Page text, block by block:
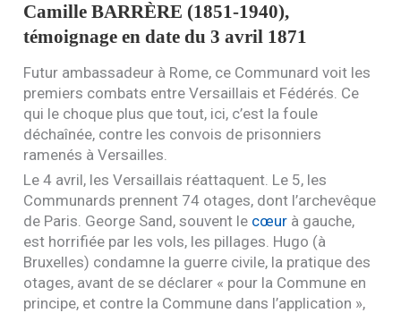
CamilleBARRÈRE (1851-1940),
témoignage en date du 3 avril 1871
Futur ambassadeur à Rome, ce Communard voit les
premiers combats entre Versaillais et Fédérés. Ce
qui le choque plus que tout, ici, c’est la foule
déchaînée, contre les convois de prisonniers
ramenés à Versailles.
Le 4 avril, les Versaillais réattaquent. Le 5, les
Communards prennent 74 otages, dont l’archevêque
de Paris. George Sand, souvent le cœur à gauche,
est horrifiée par les vols, les pillages. Hugo (à
Bruxelles) condamne la guerre civile, la pratique des
otages, avant de se déclarer « pour la Commune en
principe, et contre la Commune dans l’application »,